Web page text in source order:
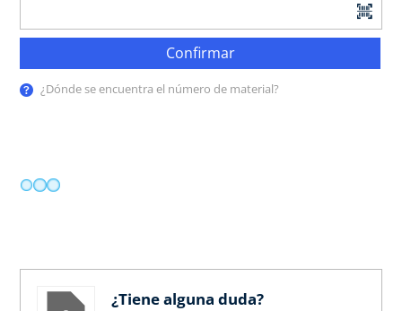
Confirmar
¿Dónde se encuentra el número de material?
¿Tiene alguna duda?